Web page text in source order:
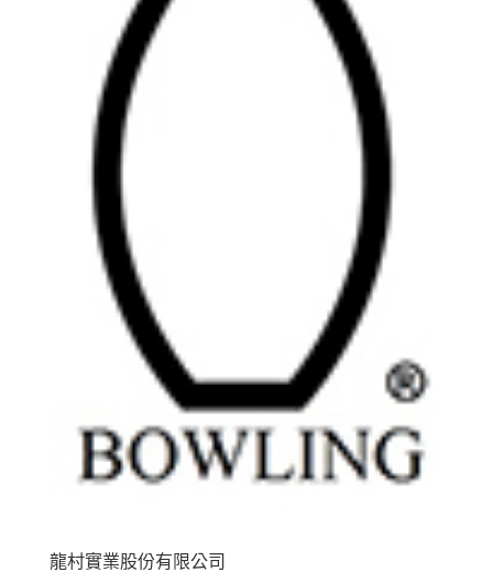
龍村實業股份有限公司